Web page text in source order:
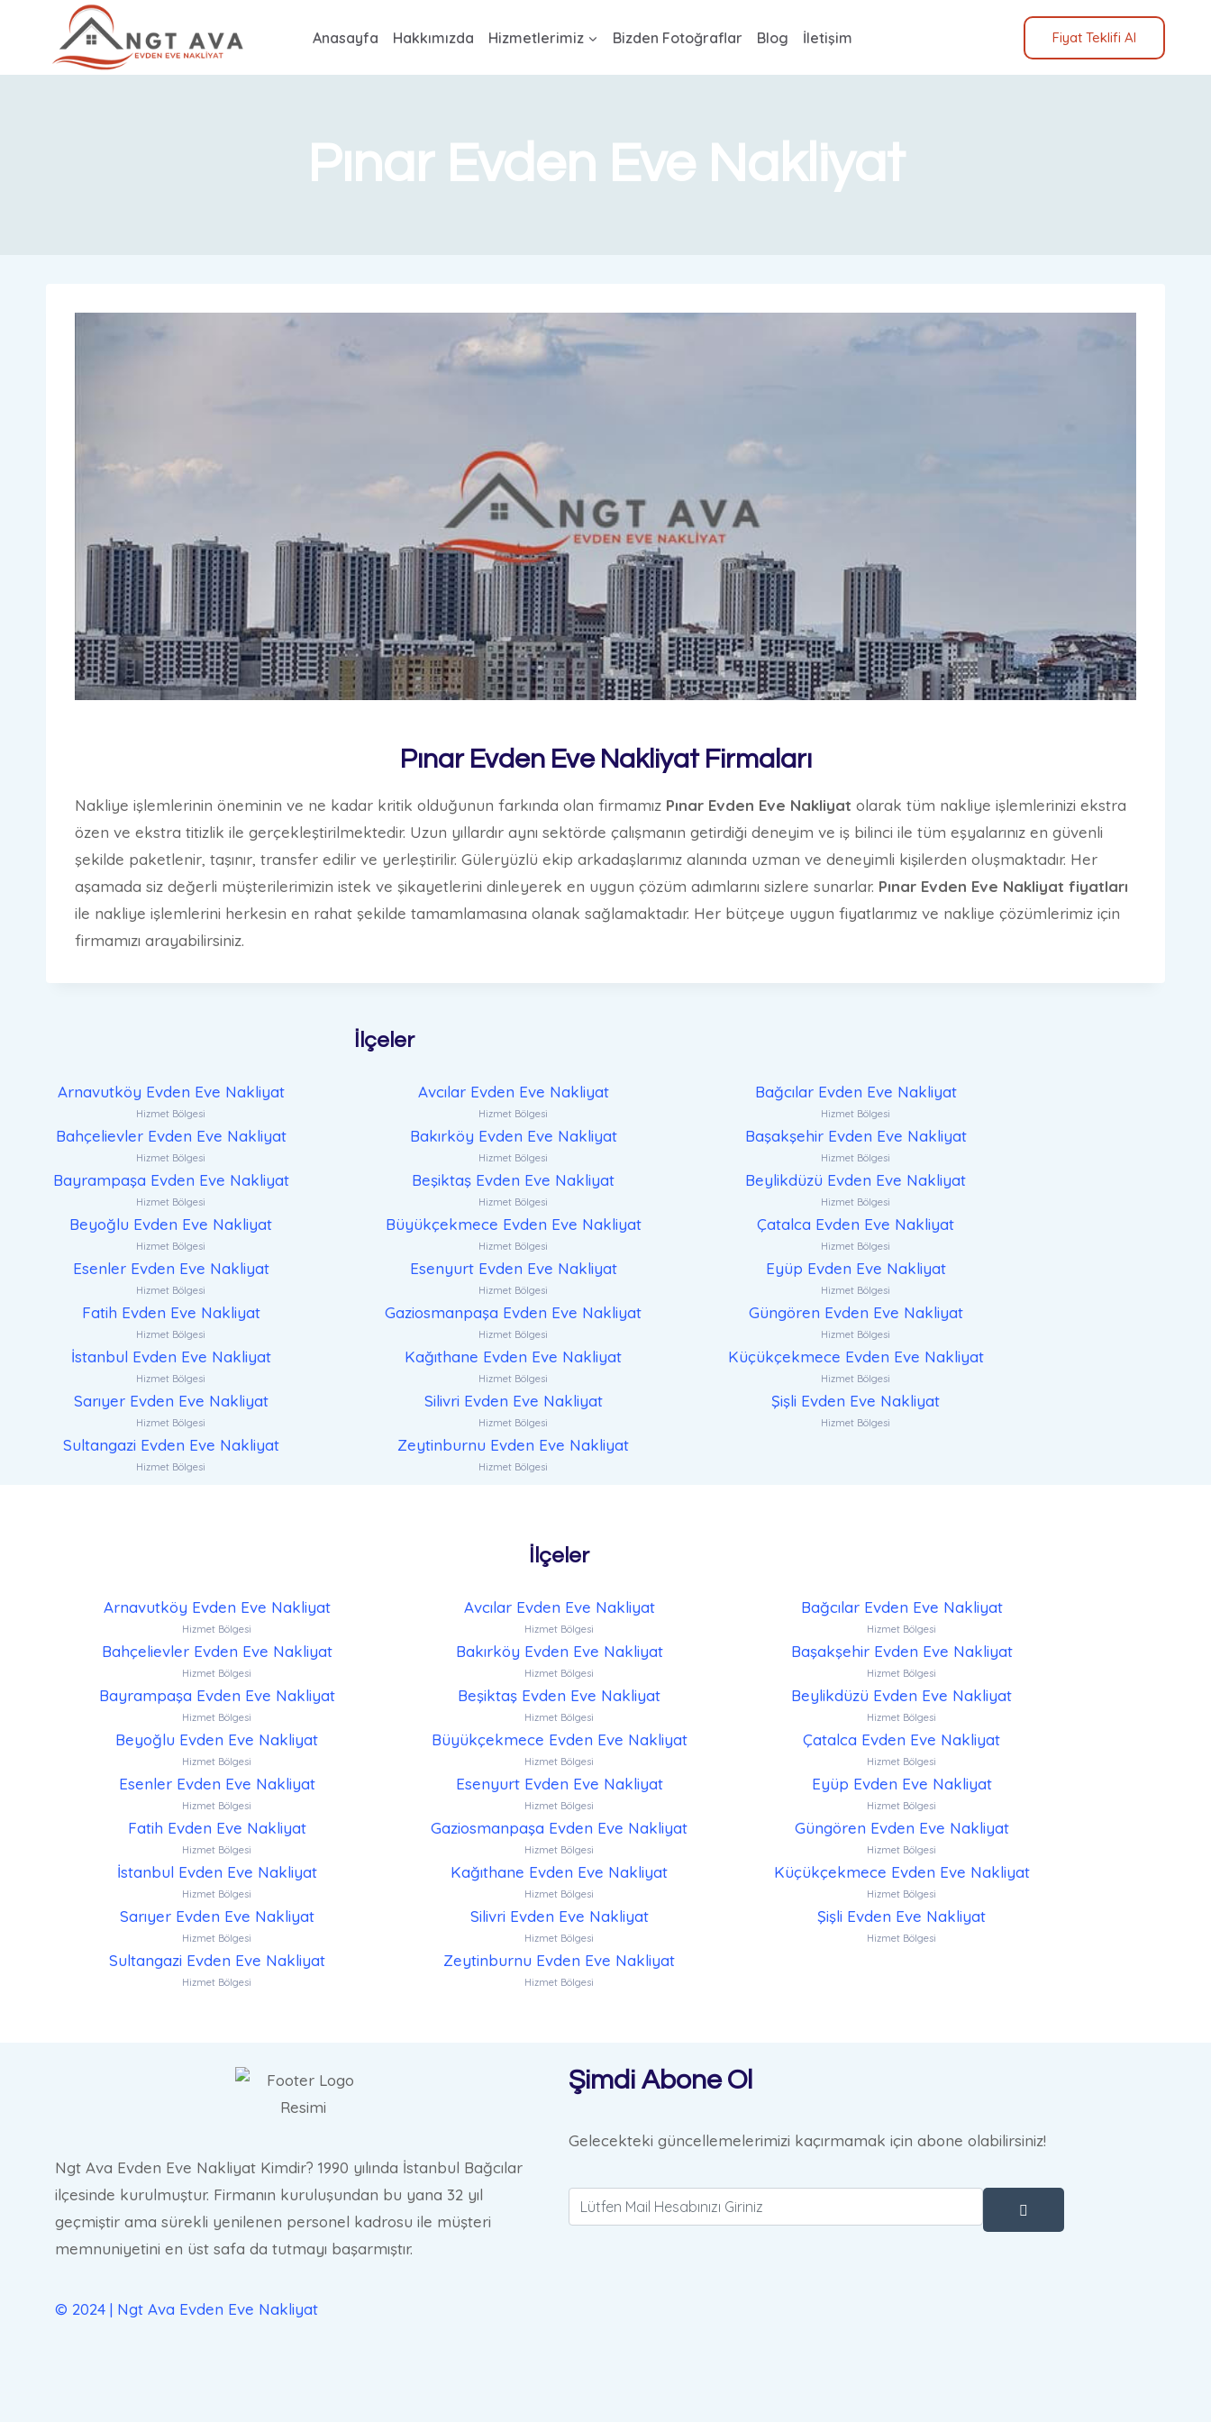
Anasayfa Hakkımızda Hizmetlerimiz Bizden Fotoğraflar Blog İletişim Fiyat Teklifi Al
Pınar Evden Eve Nakliyat
Pınar Evden Eve Nakliyat Firmaları
Nakliye işlemlerinin öneminin ve ne kadar kritik olduğunun farkında olan firmamız Pınar Evden Eve Nakliyat olarak tüm nakliye işlemlerinizi ekstra
özen ve ekstra titizlik ile gerçekleştirilmektedir. Uzun yıllardır aynı sektörde çalışmanın getirdiği deneyim ve iş bilinci ile tüm eşyalarınız en güvenli
şekilde paketlenir, taşınır, transfer edilir ve yerleştirilir. Güleryüzlü ekip arkadaşlarımız alanında uzman ve deneyimli kişilerden oluşmaktadır. Her
aşamada siz değerli müşterilerimizin istek ve şikayetlerini dinleyerek en uygun çözüm adımlarını sizlere sunarlar. Pınar Evden Eve Nakliyat fiyatları
ile nakliye işlemlerini herkesin en rahat şekilde tamamlamasına olanak sağlamaktadır. Her bütçeye uygun fiyatlarımız ve nakliye çözümlerimiz için
firmamızı arayabilirsiniz.
İlçeler
Arnavutköy Evden Eve Nakliyat
Hizmet Bölgesi
Bahçelievler Evden Eve Nakliyat
Hizmet Bölgesi
Bayrampaşa Evden Eve Nakliyat
Hizmet Bölgesi
Beyoğlu Evden Eve Nakliyat
Hizmet Bölgesi
Esenler Evden Eve Nakliyat
Hizmet Bölgesi
Fatih Evden Eve Nakliyat
Hizmet Bölgesi
İstanbul Evden Eve Nakliyat
Hizmet Bölgesi
Sarıyer Evden Eve Nakliyat
Hizmet Bölgesi
Sultangazi Evden Eve Nakliyat
Hizmet Bölgesi
Avcılar Evden Eve Nakliyat
Hizmet Bölgesi
Bakırköy Evden Eve Nakliyat
Hizmet Bölgesi
Beşiktaş Evden Eve Nakliyat
Hizmet Bölgesi
Büyükçekmece Evden Eve Nakliyat
Hizmet Bölgesi
Esenyurt Evden Eve Nakliyat
Hizmet Bölgesi
Gaziosmanpaşa Evden Eve Nakliyat
Hizmet Bölgesi
Kağıthane Evden Eve Nakliyat
Hizmet Bölgesi
Silivri Evden Eve Nakliyat
Hizmet Bölgesi
Zeytinburnu Evden Eve Nakliyat
Hizmet Bölgesi
Bağcılar Evden Eve Nakliyat
Hizmet Bölgesi
Başakşehir Evden Eve Nakliyat
Hizmet Bölgesi
Beylikdüzü Evden Eve Nakliyat
Hizmet Bölgesi
Çatalca Evden Eve Nakliyat
Hizmet Bölgesi
Eyüp Evden Eve Nakliyat
Hizmet Bölgesi
Güngören Evden Eve Nakliyat
Hizmet Bölgesi
Küçükçekmece Evden Eve Nakliyat
Hizmet Bölgesi
Şişli Evden Eve Nakliyat
Hizmet Bölgesi
İlçeler
Arnavutköy Evden Eve Nakliyat
Hizmet Bölgesi
Bahçelievler Evden Eve Nakliyat
Hizmet Bölgesi
Bayrampaşa Evden Eve Nakliyat
Hizmet Bölgesi
Beyoğlu Evden Eve Nakliyat
Hizmet Bölgesi
Esenler Evden Eve Nakliyat
Hizmet Bölgesi
Fatih Evden Eve Nakliyat
Hizmet Bölgesi
İstanbul Evden Eve Nakliyat
Hizmet Bölgesi
Sarıyer Evden Eve Nakliyat
Hizmet Bölgesi
Sultangazi Evden Eve Nakliyat
Hizmet Bölgesi
Avcılar Evden Eve Nakliyat
Hizmet Bölgesi
Bakırköy Evden Eve Nakliyat
Hizmet Bölgesi
Beşiktaş Evden Eve Nakliyat
Hizmet Bölgesi
Büyükçekmece Evden Eve Nakliyat
Hizmet Bölgesi
Esenyurt Evden Eve Nakliyat
Hizmet Bölgesi
Gaziosmanpaşa Evden Eve Nakliyat
Hizmet Bölgesi
Kağıthane Evden Eve Nakliyat
Hizmet Bölgesi
Silivri Evden Eve Nakliyat
Hizmet Bölgesi
Zeytinburnu Evden Eve Nakliyat
Hizmet Bölgesi
Bağcılar Evden Eve Nakliyat
Hizmet Bölgesi
Başakşehir Evden Eve Nakliyat
Hizmet Bölgesi
Beylikdüzü Evden Eve Nakliyat
Hizmet Bölgesi
Çatalca Evden Eve Nakliyat
Hizmet Bölgesi
Eyüp Evden Eve Nakliyat
Hizmet Bölgesi
Güngören Evden Eve Nakliyat
Hizmet Bölgesi
Küçükçekmece Evden Eve Nakliyat
Hizmet Bölgesi
Şişli Evden Eve Nakliyat
Hizmet Bölgesi
Ngt Ava Evden Eve Nakliyat Kimdir? 1990 yılında İstanbul Bağcılar
ilçesinde kurulmuştur. Firmanın kuruluşundan bu yana 32 yıl
geçmiştir ama sürekli yenilenen personel kadrosu ile müşteri
memnuniyetini en üst safa da tutmayı başarmıştır.
Şimdi Abone Ol
Gelecekteki güncellemelerimizi kaçırmamak için abone olabilirsiniz!
© 2024 | Ngt Ava Evden Eve Nakliyat